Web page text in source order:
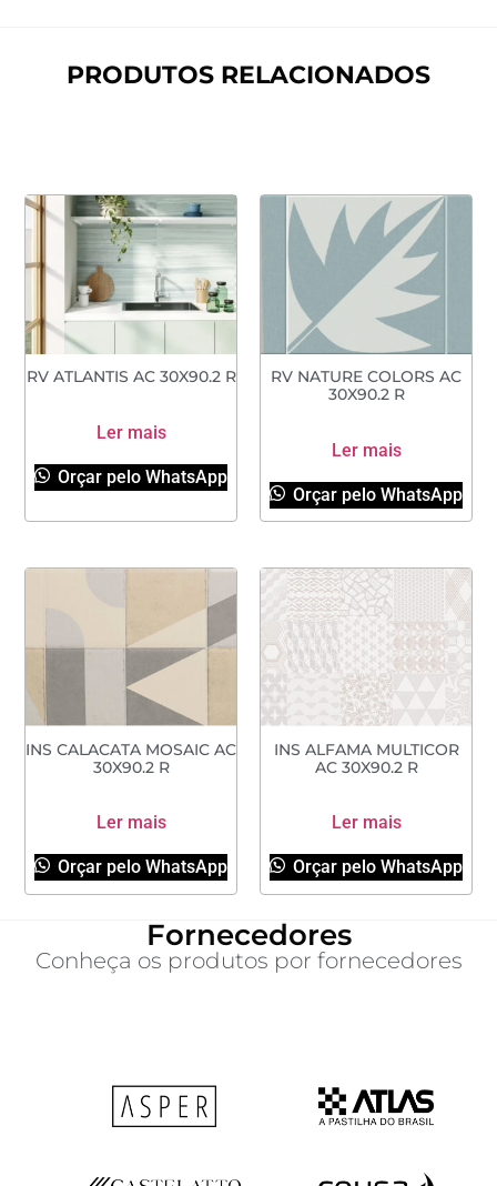
PRODUTOS RELACIONADOS
RV ATLANTIS AC 30X90.2 R
Ler mais
Orçar pelo WhatsApp
RV NATURE COLORS AC
30X90.2 R
Ler mais
Orçar pelo WhatsApp
INS CALACATA MOSAIC AC
30X90.2 R
Ler mais
Orçar pelo WhatsApp
INS ALFAMA MULTICOR
AC 30X90.2 R
Ler mais
Orçar pelo WhatsApp
Fornecedores
Conheça os produtos por fornecedores